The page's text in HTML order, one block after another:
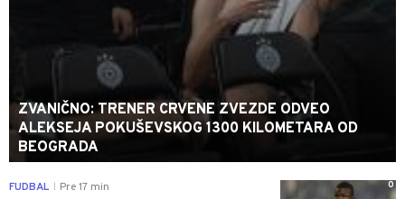
ZVANIČNO: TRENER CRVENE ZVEZDE ODVEO
ALEKSEJA POKUŠEVSKOG 1300 KILOMETARA OD
BEOGRADA
0
FUDBAL Pre 17 min